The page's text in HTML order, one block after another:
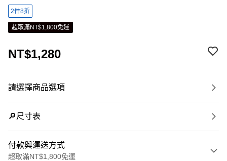
2件8折
超取滿NT$1,800免運
NT$1,280
請選擇商品選項
🔎尺寸表
付款與運送方式
超取滿NT$1,800免運